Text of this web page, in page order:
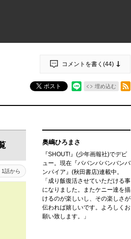
コメントを書く(44)
ポスト 埋め込む
1話から
奥嶋ひろまさ
『SHOUT!』(少年画報社)でデビ
ュー。現在『ババンババンバンバ
ンパイア』(秋田書店)連載中。
「成り飯復活させていただける事
になりました。またケニー達を描
けるのが楽しいし、その楽しさが
伝われば嬉しいです。よろしくお
願い致します。」